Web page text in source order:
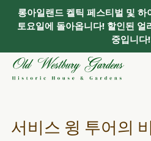
서비스 윙 투어의
롱아일랜드 켈틱 페스티벌 및
토요일에 돌아옵니다! 할인된 얼
중입니다!